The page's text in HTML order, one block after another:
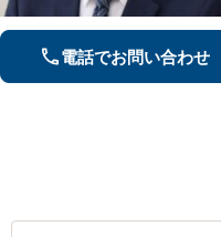
電話でお問い合わせ